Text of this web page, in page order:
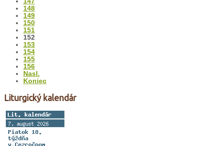
148
149
150
151
152
153
154
155
156
Nasl.
Koniec
Liturgický kalendár